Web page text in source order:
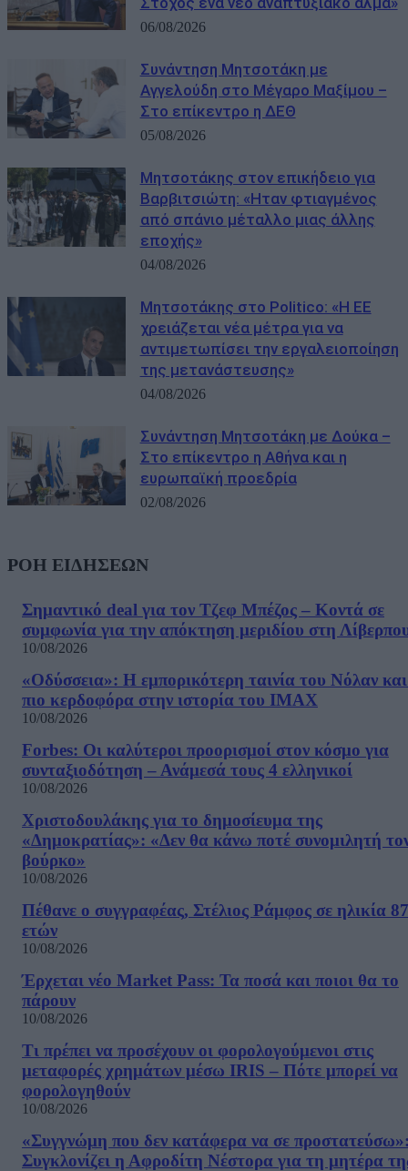
06/08/2026
Συνάντηση Μητσοτάκη με
Αγγελούδη στο Μέγαρο Μαξίμου –
Στο επίκεντρο η ΔΕΘ
05/08/2026
Μητσοτάκης στον επικήδειο για
Βαρβιτσιώτη: «Ηταν φτιαγμένος
από σπάνιο μέταλλο μιας άλλης
εποχής»
04/08/2026
Μητσοτάκης στο Politico: «Η ΕΕ
χρειάζεται νέα μέτρα για να
αντιμετωπίσει την εργαλειοποίηση
της μετανάστευσης»
04/08/2026
Συνάντηση Μητσοτάκη με Δούκα –
Στο επίκεντρο η Αθήνα και η
ευρωπαϊκή προεδρία
02/08/2026
ΡΟΗ ΕΙΔΗΣΕΩΝ
Σημαντικό deal για τον Τζεφ Μπέζος – Κοντά σε
συμφωνία για την απόκτηση μεριδίου στη
10/08/2026
«Οδύσσεια»: Η εμπορικότερη ταινία του Νόλαν
πιο κερδοφόρα στην ιστορία του IMAX
10/08/2026
Forbes: Οι καλύτεροι προορισμοί στον κόσμο για
συνταξιοδότηση – Ανάμεσά τους 4 ελληνικοί
10/08/2026
Χριστοδουλάκης για το δημοσίευμα της
«Δημοκρατίας»: «Δεν θα κάνω ποτέ συνομιλητή
βούρκο»
10/08/2026
Πέθανε ο συγγραφέας, Στέλιος Ράμφος σε ηλικία 87
ετών
10/08/2026
Έρχεται νέο Market Pass: Τα ποσά και ποιοι θα το
πάρουν
10/08/2026
Τι πρέπει να προσέχουν οι φορολογούμενοι στις
μεταφορές χρημάτων μέσω IRIS – Πότε μπορεί να
φορολογηθούν
10/08/2026
«Συγγνώμη που δεν κατάφερα να σε
Συγκλονίζει η Αφροδίτη Νέστορα για τη μητέρα